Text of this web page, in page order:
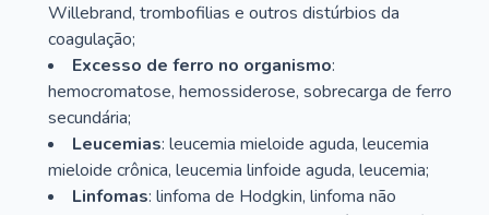
Willebrand, trombofilias e outros distúrbios da
coagulação;
Excesso de ferro no organismo:
hemocromatose, hemossiderose, sobrecarga de ferro
secundária;
Leucemias: leucemia mieloide aguda, leucemia
mieloide crônica, leucemia linfoide aguda, leucemia;
Linfomas: linfoma de Hodgkin, linfoma não